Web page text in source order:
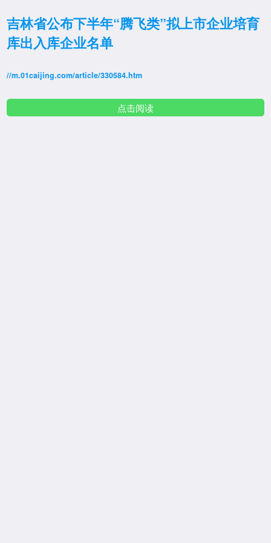
吉林省公布下半年“腾飞类”拟上市企业培育
库出入库企业名单
//m.01caijing.com/article/330584.htm
点击阅读